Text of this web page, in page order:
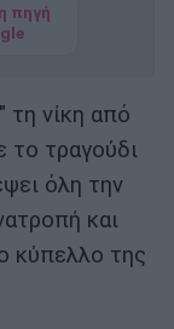
πηγή
νίκη από
το τραγούδι
όλη την
και
κύπελλο της